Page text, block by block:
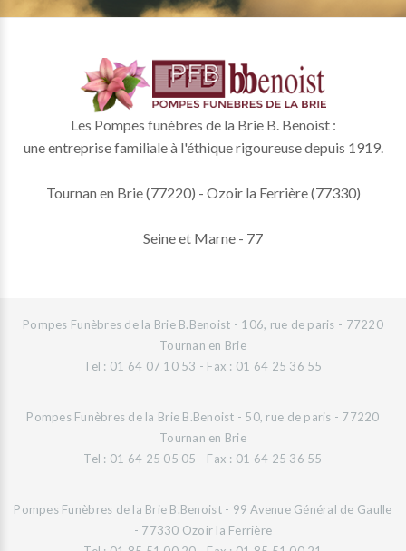
Les Pompes funèbres de la Brie B. Benoist :
une entreprise familiale à l'éthique rigoureuse depuis 1919.
Tournan en Brie (77220) - Ozoir la Ferrière (77330)
Seine et Marne - 77
Pompes Funèbres de la Brie B.Benoist - 106, rue de paris - 77220
Tournan en Brie
Tel : 01 64 07 10 53 - Fax : 01 64 25 36 55
Pompes Funèbres de la Brie B.Benoist - 50, rue de paris - 77220
Tournan en Brie
Tel : 01 64 25 05 05 - Fax : 01 64 25 36 55
Pompes Funèbres de la Brie B.Benoist - 99 Avenue Général de Gaulle
- 77330 Ozoir la Ferrière